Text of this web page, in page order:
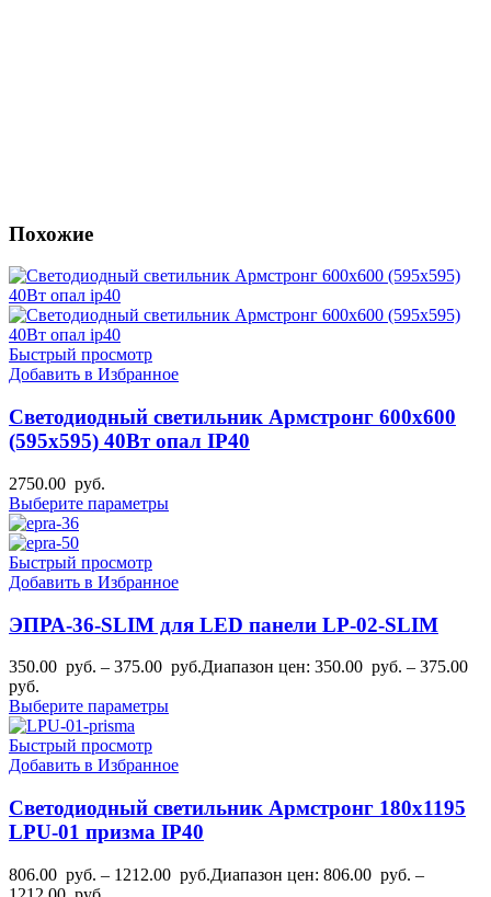
Похожие
Быстрый просмотр
Добавить в Избранное
Светодиодный светильник Армстронг 600х600
(595х595) 40Вт опал IP40
2750.00 руб.
Выберите параметры
Быстрый просмотр
Добавить в Избранное
ЭПРА-36-SLIM для LED панели LP-02-SLIM
350.00 руб. – 375.00 руб.Диапазон цен: 350.00 руб. – 375.00
руб.
Выберите параметры
Быстрый просмотр
Добавить в Избранное
Светодиодный светильник Армстронг 180х1195
LPU-01 призма IP40
806.00 руб. – 1212.00 руб.Диапазон цен: 806.00 руб. –